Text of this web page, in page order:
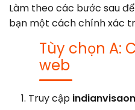
Làm theo các bước sau
bạn một cách chính xác
Tùy chọn A:
web
Truy cập